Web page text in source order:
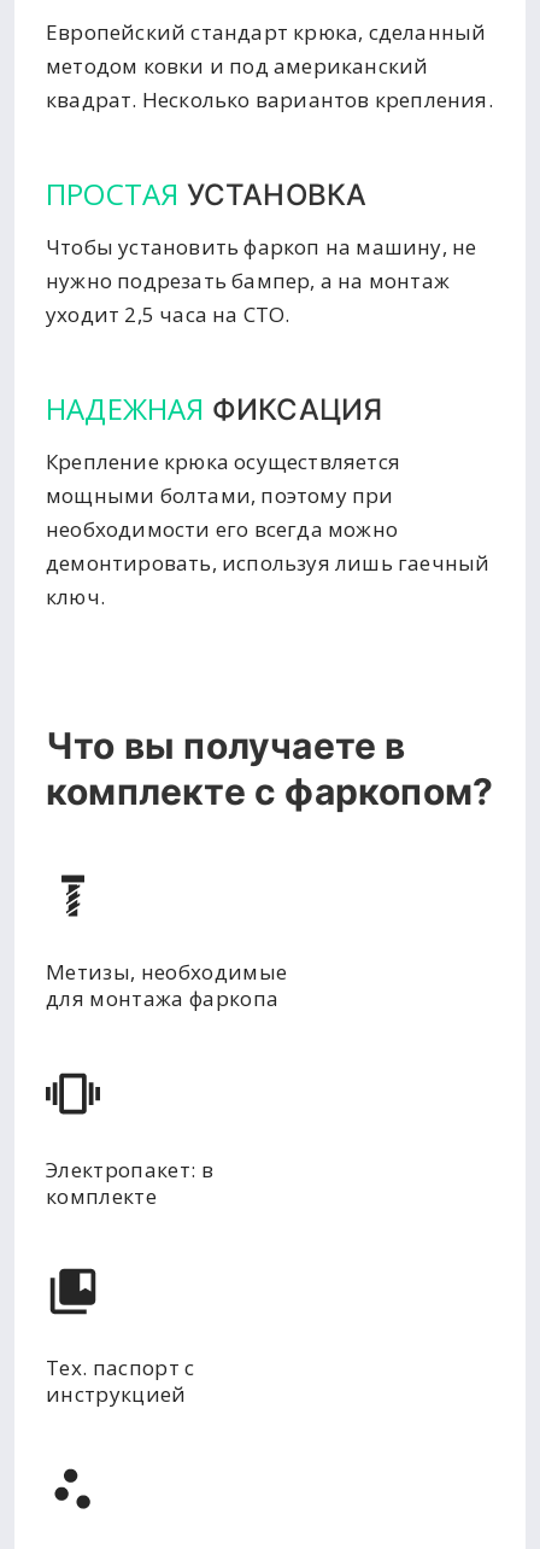
Европейский стандарт крюка, сделанный
методом ковки и под американский
квадрат. Несколько вариантов крепления.
ПРОСТАЯ УСТАНОВКА
Чтобы установить фаркоп на машину, не
нужно подрезать бампер, а на монтаж
уходит 2,5 часа на СТО.
НАДЕЖНАЯ ФИКСАЦИЯ
Крепление крюка осуществляется
мощными болтами, поэтому при
необходимости его всегда можно
демонтировать, используя лишь гаечный
ключ.
Что вы получаете в
комплекте с фаркопом?
Метизы, необходимые
для монтажа фаркопа
Электропакет: в
комплекте
Тех. паспорт с
инструкцией